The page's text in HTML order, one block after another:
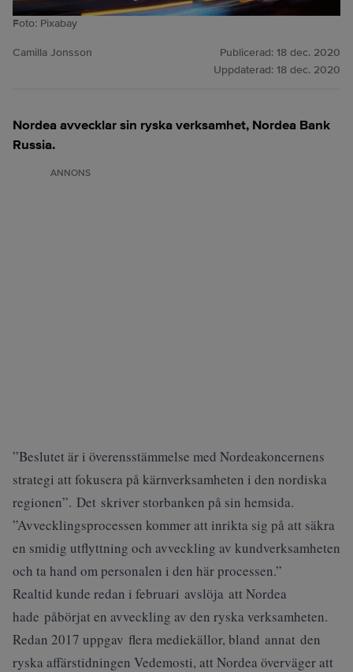
Foto: Pixabay
Camilla Jonsson Publicerad: 18 dec. 2020
Uppdaterad: 18 dec. 2020
Nordea avvecklar sin ryska verksamhet, Nordea Bank
Russia.
ANNONS
”Beslutet är i överensstämmelse med Nordeakoncernens
strategi att fokusera på kärnverksamheten i den nordiska
regionen”. Det skriver storbanken på sin hemsida.
”Avvecklingsprocessen kommer att inrikta sig på att säkra
en smidig utflyttning och avveckling av kundverksamheten
och ta hand om personalen i den här processen.”
Realtid kunde redan i februari avslöja att Nordea
hade påbörjat en avveckling av den ryska verksamheten.
Redan 2017 uppgav flera mediekällor, bland annat den
ryska affärstidningen Vedemosti, att Nordea överväger att